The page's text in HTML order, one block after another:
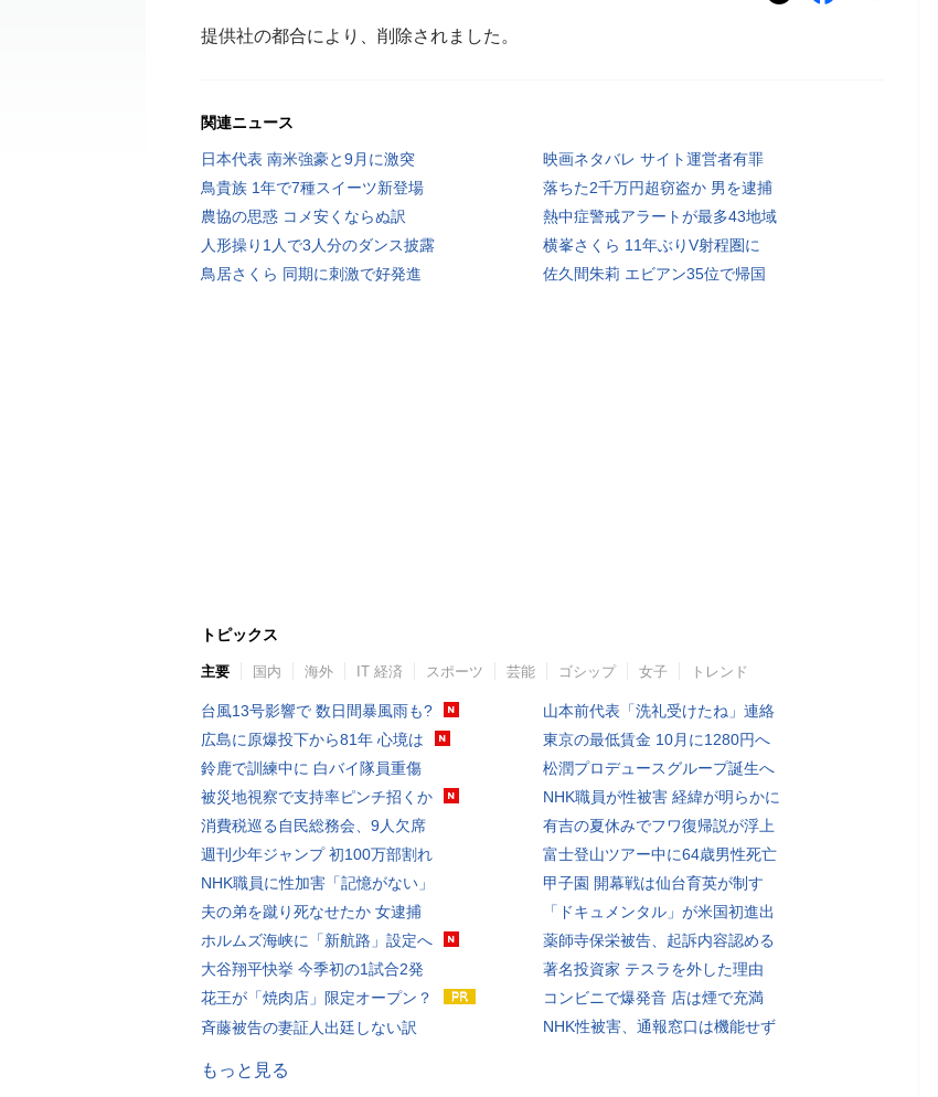
提供社の都合により、削除されました。
関連ニュース
日本代表 南米強豪と9月に激突
映画ネタバレ サイト運営者有罪
鳥貴族 1年で7種スイーツ新登場
落ちた2千万円超窃盗か 男を逮捕
農協の思惑 コメ安くならぬ訳
熱中症警戒アラートが最多43地域
人形操り1人で3人分のダンス披露
横峯さくら 11年ぶりV射程圏に
鳥居さくら 同期に刺激で好発進
佐久間朱莉 エビアン35位で帰国
トピックス
主要 国内 海外 IT 経済 スポーツ 芸能 ゴシップ 女子 トレンド
台風13号影響で 数日間暴風雨も?
広島に原爆投下から81年 心境は
鈴鹿で訓練中に 白バイ隊員重傷
被災地視察で支持率ピンチ招くか
消費税巡る自民総務会、9人欠席
週刊少年ジャンプ 初100万部割れ
NHK職員に性加害「記憶がない」
夫の弟を蹴り死なせたか 女逮捕
ホルムズ海峡に「新航路」設定へ
大谷翔平快挙 今季初の1試合2発
花王が「焼肉店」限定オープン？
斉藤被告の妻証人出廷しない訳
山本前代表「洗礼受けたね」連絡
東京の最低賃金 10月に1280円へ
松潤プロデュースグループ誕生へ
NHK職員が性被害 経緯が明らかに
有吉の夏休みでフワ復帰説が浮上
富士登山ツアー中に64歳男性死亡
甲子園 開幕戦は仙台育英が制す
「ドキュメンタル」が米国初進出
薬師寺保栄被告、起訴内容認める
著名投資家 テスラを外した理由
コンビニで爆発音 店は煙で充満
NHK性被害、通報窓口は機能せず
もっと見る